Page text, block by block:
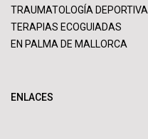
TRAUMATOLOGÍA DEPORTIVA
TERAPIAS ECOGUIADAS
EN PALMA DE MALLORCA
ENLACES